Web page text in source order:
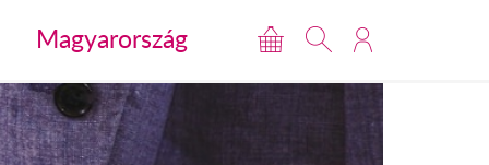
Magyarország